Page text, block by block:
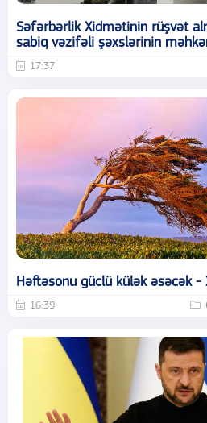
Səfərbərlik Xidmətinin rüşvət
sabiq vəzifəli şəxslərinin
17:37
Həftəsonu güclü külək əsəcək -
16:39